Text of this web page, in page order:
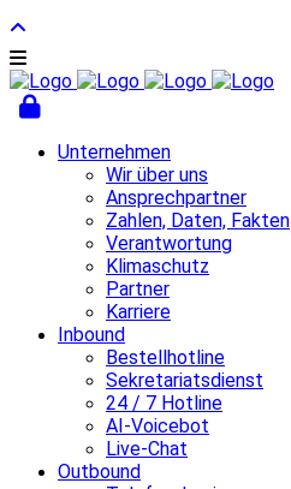
Unternehmen
Wir über uns
Ansprechpartner
Zahlen, Daten, Fakten
Verantwortung
Klimaschutz
Partner
Karriere
Inbound
Bestellhotline
Sekretariatsdienst
24 / 7 Hotline
AI-Voicebot
Live-Chat
Outbound